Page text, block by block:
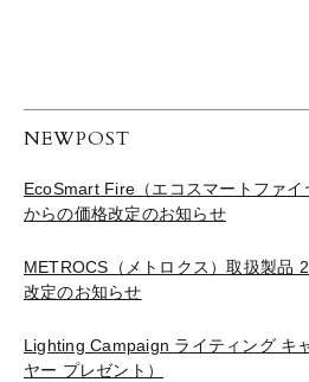
NEWPOST
EcoSmart Fire（エコスマートファ
からの価格改定のお知らせ
METROCS（メトロクス）取扱製品
改定のお知らせ
Lighting Campaign ライティング キ
ヤー プレゼント）